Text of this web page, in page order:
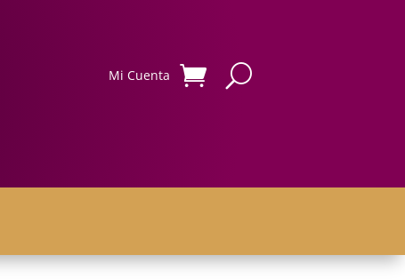
Mi Cuenta